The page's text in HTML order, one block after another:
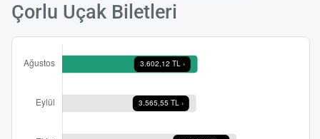
Çorlu Uçak Biletleri